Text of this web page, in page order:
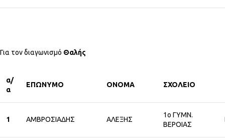
Για τον διαγωνισμό Θαλής
α/
α
ΕΠΩΝΥΜΟ ΟΝΟΜΑ ΣΧΟΛΕΙΟ
1 ΑΜΒΡΟΣΙΑΔΗΣ ΑΛΕΞΗΣ
1ο ΓΥΜΝ.
ΒΕΡΟΙΑΣ